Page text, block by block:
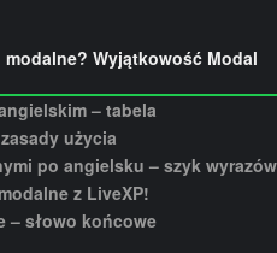
Wyjątkowość Modal
– tabela
użycia
po angielsku – szyk wyrazów
z LiveXP!
– słowo końcowe